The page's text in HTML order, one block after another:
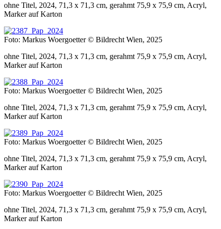
ohne Titel, 2024, 71,3 x 71,3 cm, gerahmt 75,9 x 75,9 cm, Acryl,
Marker auf Karton
Foto: Markus Woergoetter © Bildrecht Wien, 2025
ohne Titel, 2024, 71,3 x 71,3 cm, gerahmt 75,9 x 75,9 cm, Acryl,
Marker auf Karton
Foto: Markus Woergoetter © Bildrecht Wien, 2025
ohne Titel, 2024, 71,3 x 71,3 cm, gerahmt 75,9 x 75,9 cm, Acryl,
Marker auf Karton
Foto: Markus Woergoetter © Bildrecht Wien, 2025
ohne Titel, 2024, 71,3 x 71,3 cm, gerahmt 75,9 x 75,9 cm, Acryl,
Marker auf Karton
Foto: Markus Woergoetter © Bildrecht Wien, 2025
ohne Titel, 2024, 71,3 x 71,3 cm, gerahmt 75,9 x 75,9 cm, Acryl,
Marker auf Karton